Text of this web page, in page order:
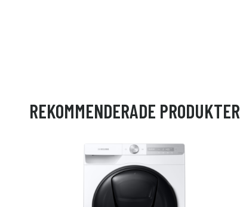
REKOMMENDERADE PRODUKTER